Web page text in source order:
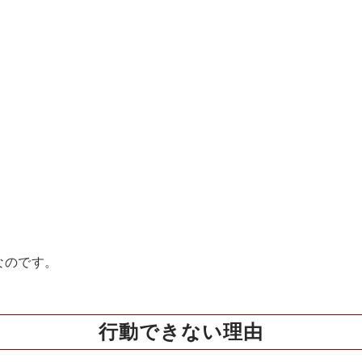
です。
行動できない理由